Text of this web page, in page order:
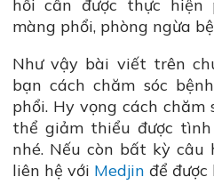
hồi cần được thực
màng phổi, phòng ngừa
Như vậy bài viết trên
bạn cách chăm sóc
phổi. Hy vọng cách chăm
thể giảm thiểu được
nhé. Nếu còn bất kỳ
liên hệ với Medjin để